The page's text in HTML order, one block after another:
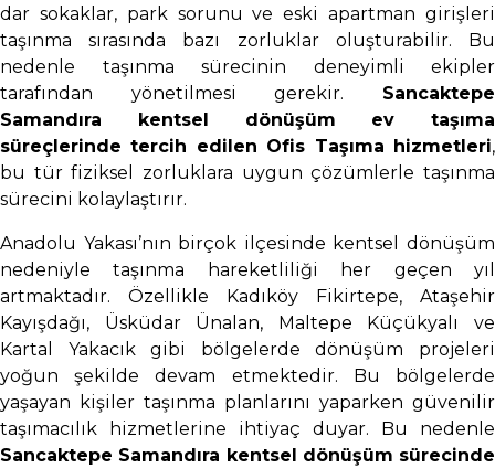
dar sokaklar, park sorunu ve eski apartman girişleri
taşınma sırasında bazı zorluklar oluşturabilir. Bu
nedenle taşınma sürecinin deneyimli ekipler
tarafından yönetilmesi gerekir. Sancaktepe
Samandıra kentsel dönüşüm ev taşıma
süreçlerinde tercih edilen Ofis Taşıma hizmetleri,
bu tür fiziksel zorluklara uygun çözümlerle taşınma
sürecini kolaylaştırır.
Anadolu Yakası’nın birçok ilçesinde kentsel dönüşüm
nedeniyle taşınma hareketliliği her geçen yıl
artmaktadır. Özellikle Kadıköy Fikirtepe, Ataşehir
Kayışdağı, Üsküdar Ünalan, Maltepe Küçükyalı ve
Kartal Yakacık gibi bölgelerde dönüşüm projeleri
yoğun şekilde devam etmektedir. Bu bölgelerde
yaşayan kişiler taşınma planlarını yaparken güvenilir
taşımacılık hizmetlerine ihtiyaç duyar. Bu nedenle
Sancaktepe Samandıra kentsel dönüşüm sürecinde